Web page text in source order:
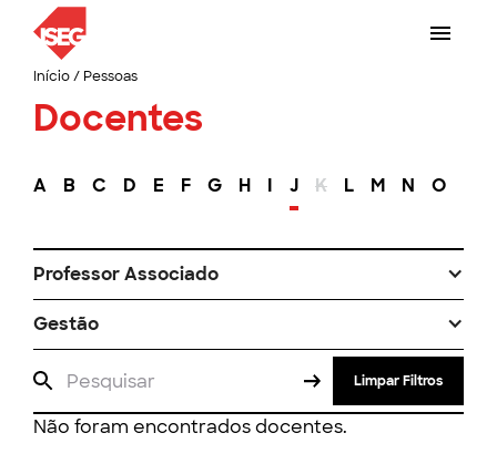
Início/ Pessoas
Docentes
A B C D E F G H I J K L M N O
Professor Associado
Gestão
Limpar Filtros
Não foram encontrados docentes.